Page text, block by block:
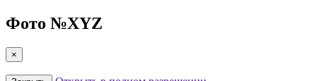
Фото №XYZ
×